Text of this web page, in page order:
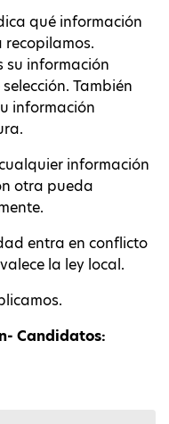
qué información
recopilamos.
su información
También
información
información
otra pueda
entra en conflicto
la ley local.
Candidatos: